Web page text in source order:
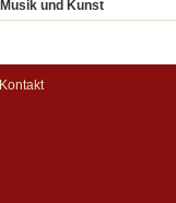
Musik und Kunst
Kontakt